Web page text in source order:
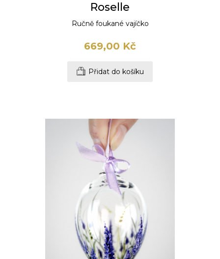
Roselle
Ručně foukané vajíčko
669,00 Kč
Přidat do košíku